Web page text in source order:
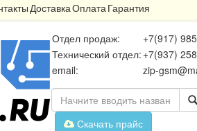
ДоставкаОплатаГарантия
Отдел продаж:
+7(917)
Технический отдел: +7(937)
email:
zip-
Скачать прайс